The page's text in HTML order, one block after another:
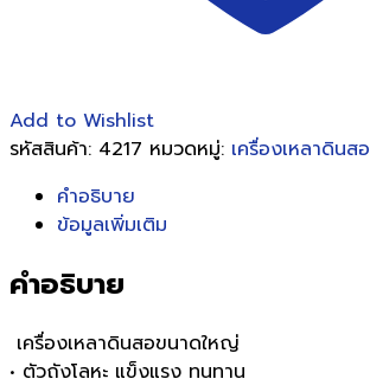
Add to Wishlist
รหัสสินค้า: 4217 หมวดหมู่: เครื่องเหลาดินสอ
คำอธิบาย
ข้อมูลเพิ่มเติม
คำอธิบาย
เครื่องเหลาดินสอขนาดใหญ่
• ตัวถังโลหะ แข็งแรง ทนทาน